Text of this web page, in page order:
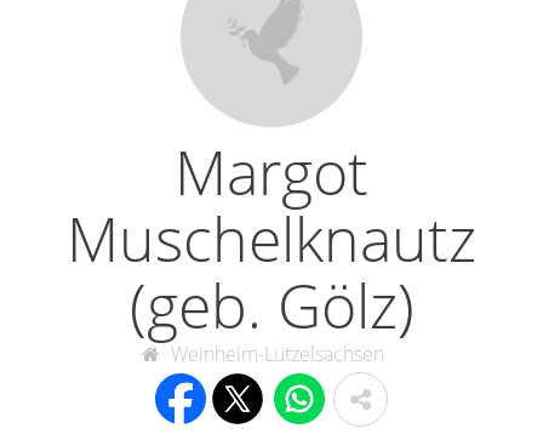
Margot
Muschelknautz
(geb. Gölz)
Weinheim-Lützelsachsen